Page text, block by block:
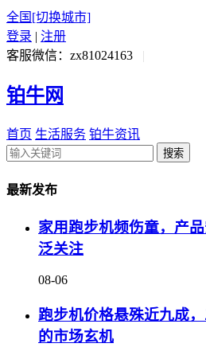
全国 [切换城市]
登录 | 注册
客服微信：zx81024163
|
铂牛网
首页 生活服务 铂牛资讯
搜索
最新发布
家用跑步机频伤童，产
泛关注
08-06
跑步机价格悬殊近九成
的市场玄机